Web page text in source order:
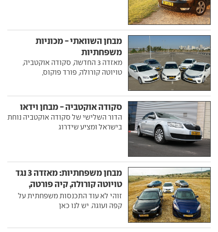
מבחן השוואתי - מכוניות
משפחתיות
מאזדה 3 החדשה, סקודה אוקטביה,
טויוטה קורולה, פורד פוקוס,
סקודה אוקטביה - מבחן וידאו
הדור השלישי של סקודה אוקטביה נוחת
בישראל ומציע שידרוג
מבחן משפחתיות: מאזדה 3 נגד
טויוטה קורולה, קיה פורטה,
סקודה אוקטביה ורנו פלואנס
זוהי לא עוד התכנסות משפחתית על
קפה ועוגה. יש לנו כאן